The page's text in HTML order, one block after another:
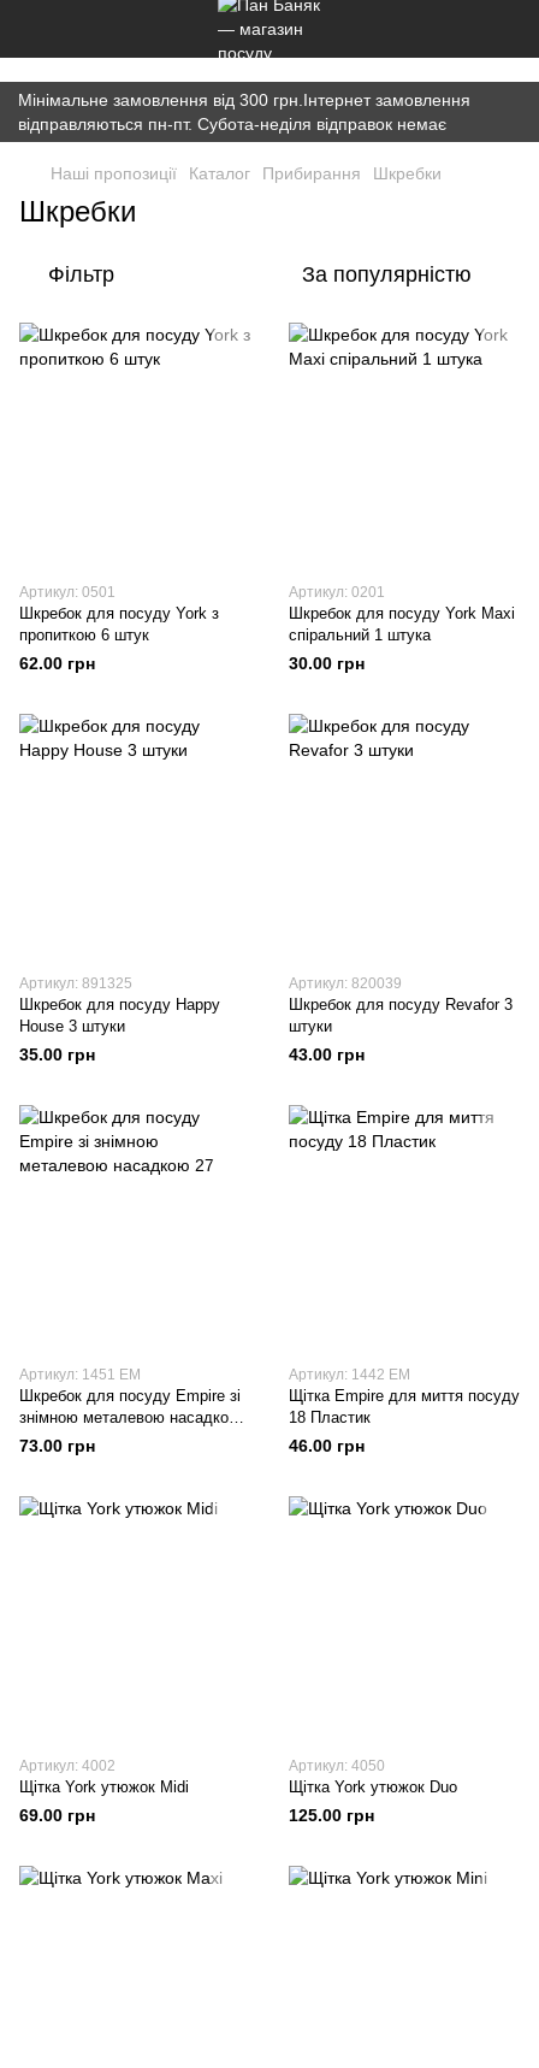
})(window,document,'script','dataLayer','GTM-K7JWBM2W');
Мінімальне замовлення від 300 грн.Інтернет замовлення
відправляються пн-пт. Субота-неділя відправок немає
Наші пропозиції Каталог Прибирання Шкребки
Шкребки
Фільтр За популярністю
Артикул: 0501
Шкребок для посуду York з
пропиткою 6 штук
62.00 грн
Артикул: 0201
Шкребок для посуду York Maxi
спіральний 1 штука
30.00 грн
Артикул: 891325
Шкребок для посуду Happy
House 3 штуки
35.00 грн
Артикул: 820039
Шкребок для посуду Revafor 3
штуки
43.00 грн
Артикул: 1451 EM
Шкребок для посуду Empire зі
знімною металевою насадкою
27
73.00 грн
Артикул: 1442 EM
Щітка Empire для миття посуду
18 Пластик
46.00 грн
Артикул: 4002
Щітка York утюжок Midi
69.00 грн
Артикул: 4050
Щітка York утюжок Duo
125.00 грн